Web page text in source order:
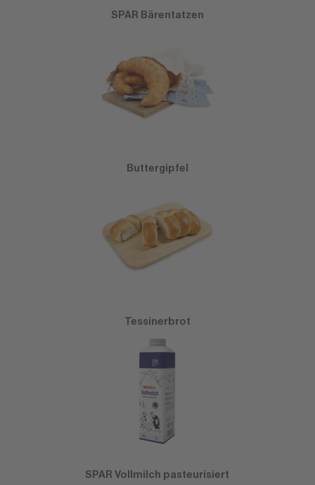
SPAR Bärentatzen
Buttergipfel
Tessinerbrot
SPAR Vollmilch pasteurisiert